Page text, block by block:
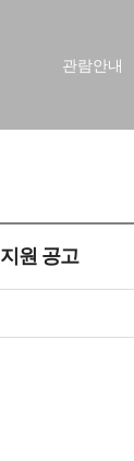
관람안내
원 공고